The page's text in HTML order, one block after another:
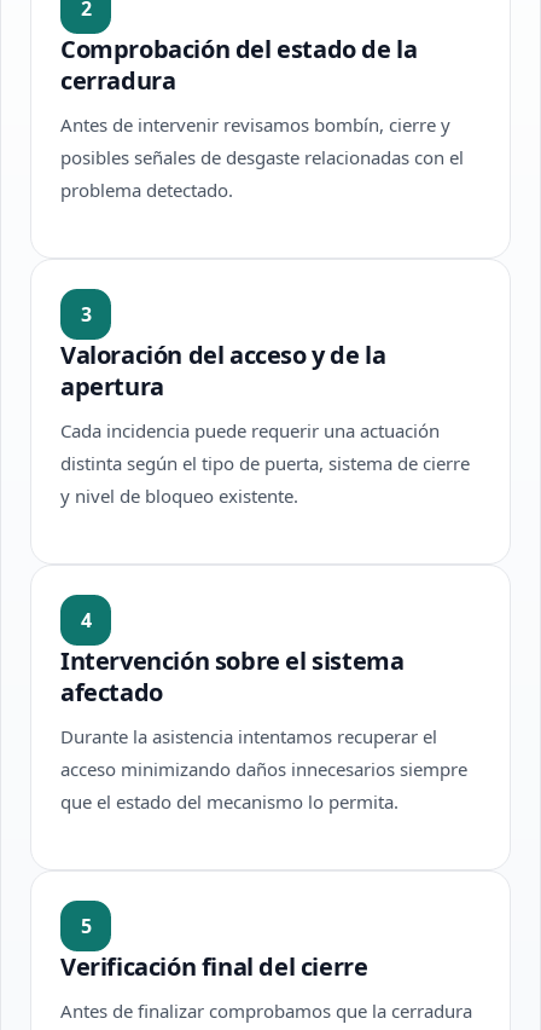
2
Comprobación del estado de la
cerradura
Antes de intervenir revisamos bombín, cierre y
posibles señales de desgaste relacionadas con el
problema detectado.
3
Valoración del acceso y de la
apertura
Cada incidencia puede requerir una actuación
distinta según el tipo de puerta, sistema de cierre
y nivel de bloqueo existente.
4
Intervención sobre el sistema
afectado
Durante la asistencia intentamos recuperar el
acceso minimizando daños innecesarios siempre
que el estado del mecanismo lo permita.
5
Verificación final del cierre
Antes de finalizar comprobamos que la cerradura